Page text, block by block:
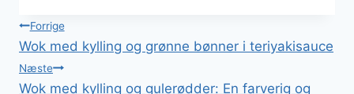
Indlægsnavigation
Forrige
Wok med kylling og grønne bønner i teriyakisauce
Næste
Wok med kylling og gulerødder: En farverig og